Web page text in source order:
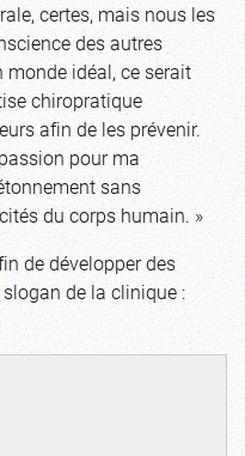
certes, mais nous les
des autres
idéal, ce serait
chiropratique
afin de les prévenir.
pour ma
sans
du corps humain. »
de développer des
de la clinique :